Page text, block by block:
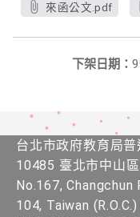
來函公文.pdf
下架日期：
台北市政府教育局普
10485 臺北市中山
No.167,
104, Taiwan (R.O.C.)